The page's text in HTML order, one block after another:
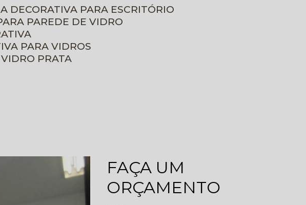
DECORATIVA PARA ESCRITÓRIO
PAREDE DE VIDRO
PARA VIDROS
VIDRO PRATA
FAÇA UM
ORÇAMENTO